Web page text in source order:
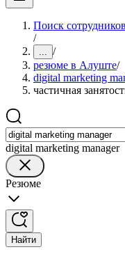
Поиск
/
... /
резюме в Алуште/
digital marketing
частичная
digital marketing manager
Резюме
Найти